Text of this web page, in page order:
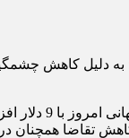
دلیل کاهش
تقاضا همچنان در